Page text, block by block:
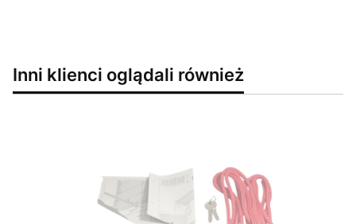
Inni klienci oglądali również